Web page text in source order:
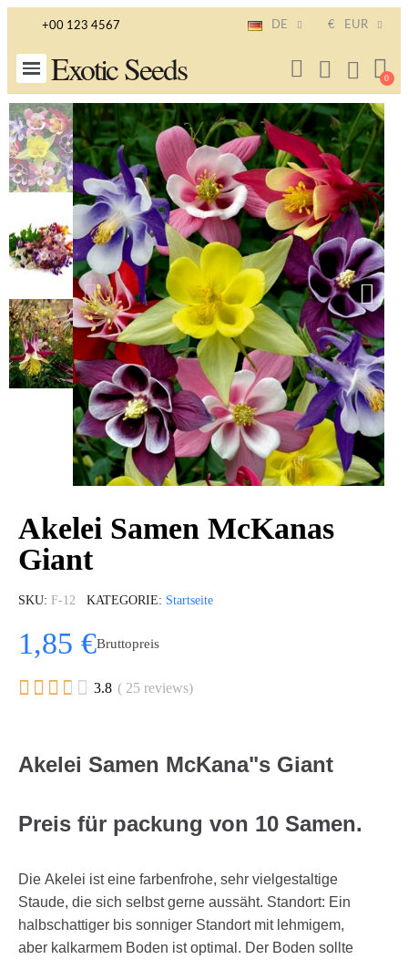
+00 123 4567 DE € EUR
Exotic Seeds
Akelei Samen McKanas
Giant
SKU F-12 KATEGORIE Startseite
1,85 €Bruttopreis
     3.8 ( 25 reviews)
Akelei Samen McKana"s Giant
Preis für packung von 10 Samen.
Die Akelei ist eine farbenfrohe, sehr vielgestaltige
Staude, die sich selbst gerne aussäht. Standort: Ein
halbschattiger bis sonniger Standort mit lehmigem,
aber kalkarmem Boden ist optimal. Der Boden sollte